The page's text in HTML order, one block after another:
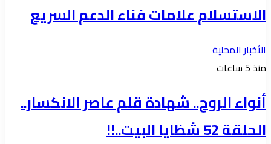
الاستسلام علامات فناء الدعم السريع
الأخبار المحلية
منذ 5 ساعات
أنواء الروح.. شهادة قلم عاصر الانكسار..
الحلقة 52 شظايا البيت..!!